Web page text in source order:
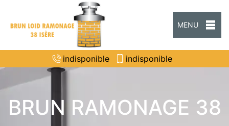
MENU
indisponible indisponible
BRUN RAMONAGE 38